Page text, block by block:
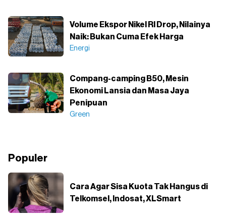
Volume Ekspor Nikel RI Drop, Nilainya
Naik: Bukan Cuma Efek Harga
Energi
Compang-camping B50, Mesin
Ekonomi Lansia dan Masa Jaya
Penipuan
Green
Populer
Cara Agar Sisa Kuota Tak Hangus di
Telkomsel, Indosat, XLSmart